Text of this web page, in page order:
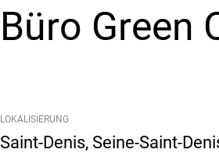
Büro Green
LOKALISIERUNG
Saint-Denis, Seine-Saint-